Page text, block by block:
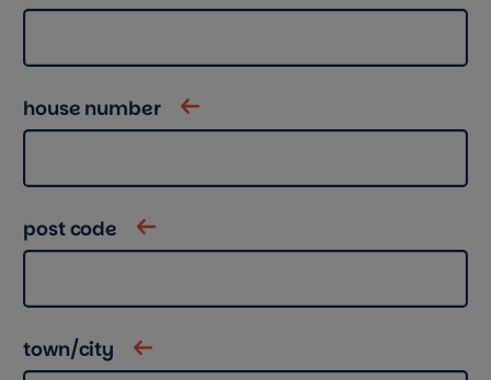
house number
post code
town/city